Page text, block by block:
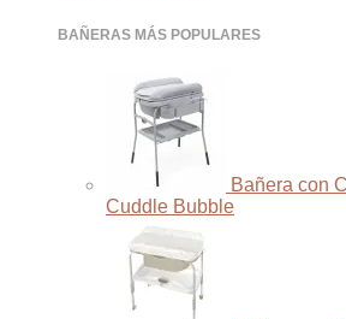
BAÑERAS MÁS POPULARES
Bañera con
Cuddle Bubble